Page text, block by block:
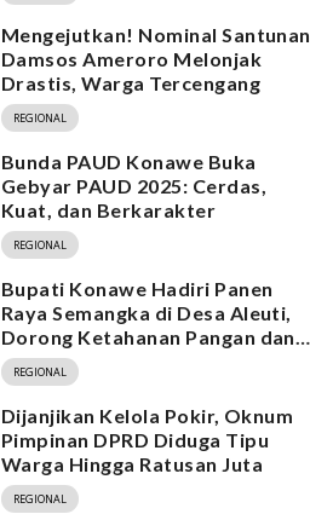
Mengejutkan! Nominal Santunan
Damsos Ameroro Melonjak
Drastis, Warga Tercengang
REGIONAL
Bunda PAUD Konawe Buka
Gebyar PAUD 2025: Cerdas,
Kuat, dan Berkarakter
REGIONAL
Bupati Konawe Hadiri Panen
Raya Semangka di Desa Aleuti,
Dorong Ketahanan Pangan dan
Program MBG
REGIONAL
Dijanjikan Kelola Pokir, Oknum
Pimpinan DPRD Diduga Tipu
Warga Hingga Ratusan Juta
REGIONAL